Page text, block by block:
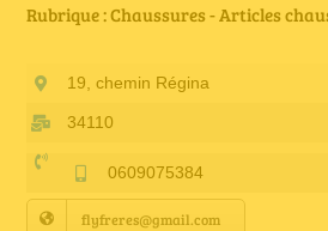
Petites annonces
Annuaire Fournisseurs
Rubrique : Chaussures - Articles
19, chemin Régina
34110
0609075384
flyfreres@gmail.com